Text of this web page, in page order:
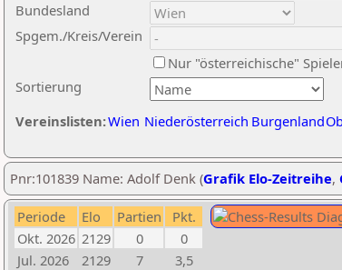
Sortierung
Bundesland
Spgem./Kreis/Verein
Nur "österreichische"
Vereinslisten:Wien Niederösterreich Burgenland
Pnr:101839 Name: Adolf Denk (Grafik Elo-Zeitreihe,
Periode Elo Partien
Pkt.
Okt. 2026 2129 0
0
Jul. 2026
2129 7
3,5